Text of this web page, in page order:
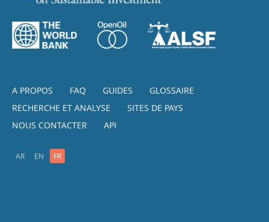
A PROPOS FAQ GUIDES
GLOSSAIRE
RECHERCHE ET ANALYSE
SITES DE PAYS
NOUS CONTACTER
API
AR EN FR